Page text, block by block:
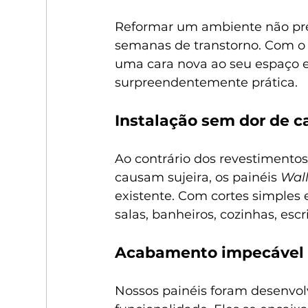
Reformar um ambiente não
semanas de transtorno. Com
uma cara nova ao seu
surpreendentemente prática.
Instalação sem dor de
Ao contrário dos
causam sujeira, os painéis
existente. Com cortes simples
salas, banheiros, cozinhas,
Acabamento impecável
Nossos painéis foram